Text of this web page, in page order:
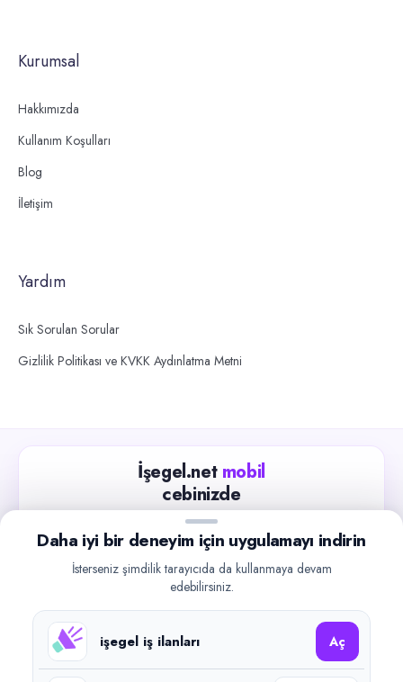
Kurumsal
Hakkımızda
Kullanım Koşulları
Blog
İletişim
Yardım
Sık Sorulan Sorular
Gizlilik Politikası ve KVKK Aydınlatma Metni
İşegel.net mobil
cebinizde
Güncel iş ilanlarını takip edin, işverenlerle hızlıca
iletişime geçin.
Google Play
Daha iyi bir deneyim için uygulamayı indirin
İsterseniz şimdilik tarayıcıda da kullanmaya devam
edebilirsiniz.
işegel iş ilanları Aç